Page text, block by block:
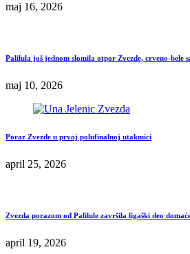
maj 16, 2026
Palilula još jednom slomila otpor Zvezde, crveno-bele
maj 10, 2026
Poraz Zvezde u prvoj polufinalnoj utakmici
april 25, 2026
Zvezda porazom od Palilule završila ligaški deo
april 19, 2026